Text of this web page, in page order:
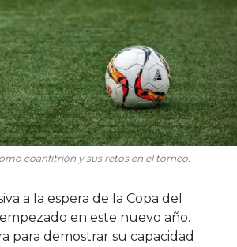
coanfitrión y sus retos en el torneo.
a la espera de la Copa del
en este nuevo año.
para demostrar su capacidad